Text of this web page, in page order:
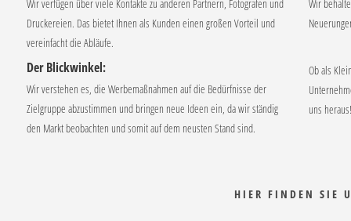
Wir verfügen über viele Kontakte zu anderen Partnern, Fotografen und
Druckereien. Das bietet Ihnen als Kunden einen großen Vorteil und
vereinfacht die Abläufe.
Der Blickwinkel:
Wir verstehen es, die Werbemaßnahmen auf die Bedürfnisse der
Zielgruppe abzustimmen und bringen neue Ideen ein, da wir ständig
den Markt beobachten und somit auf dem neusten Stand sind.
Wir
Ob als
uns heraus!
HIER FINDEN SIE